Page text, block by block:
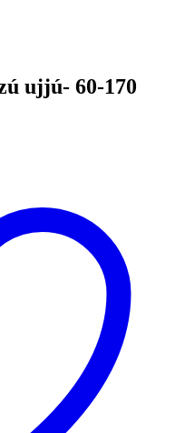
ujjú- 60-170